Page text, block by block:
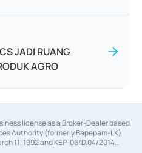
JADI RUANG
AGRO
license as a Broker-Dealer based
Authority (formerly Bapepam-LK)
11, 1992 and KEP-06/D.04/2014